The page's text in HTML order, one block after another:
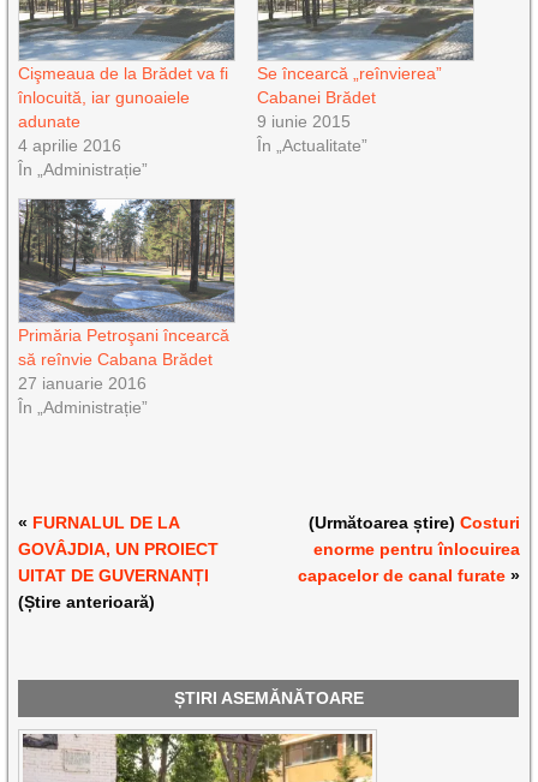
Cişmeaua de la Brădet va fi
înlocuită, iar gunoaiele
adunate
4 aprilie 2016
În „Administrație”
Se încearcă „reînvierea”
Cabanei Brădet
9 iunie 2015
În „Actualitate”
Primăria Petroşani încearcă
să reînvie Cabana Brădet
27 ianuarie 2016
În „Administrație”
« FURNALUL DE LA
GOVÂJDIA, UN PROIECT
UITAT DE GUVERNANȚI
(Știre anterioară)
(Următoarea știre) Costuri
enorme pentru înlocuirea
capacelor de canal furate»
ȘTIRI ASEMĂNĂTOARE